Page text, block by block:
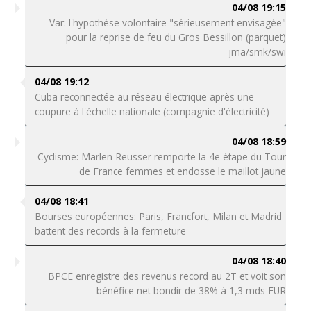
04/08 19:15
Var: l'hypothèse volontaire "sérieusement envisagée"
pour la reprise de feu du Gros Bessillon (parquet)
jma/smk/swi
04/08 19:12
Cuba reconnectée au réseau électrique après une
coupure à l'échelle nationale (compagnie d'électricité)
04/08 18:59
Cyclisme: Marlen Reusser remporte la 4e étape du Tour
de France femmes et endosse le maillot jaune
04/08 18:41
Bourses européennes: Paris, Francfort, Milan et Madrid
battent des records à la fermeture
04/08 18:40
BPCE enregistre des revenus record au 2T et voit son
bénéfice net bondir de 38% à 1,3 mds EUR